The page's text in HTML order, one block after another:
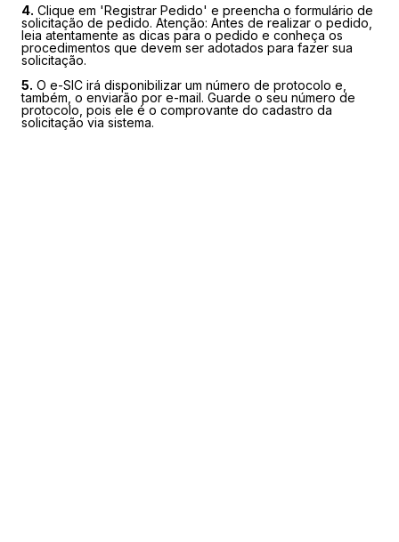
4. Clique em 'Registrar Pedido' e preencha o formulário de
solicitação de pedido. Atenção: Antes de realizar o pedido,
leia atentamente as dicas para o pedido e conheça os
procedimentos que devem ser adotados para fazer sua
solicitação.
5. O e-SIC irá disponibilizar um número de protocolo e,
também, o enviarão por e-mail. Guarde o seu número de
protocolo, pois ele é o comprovante do cadastro da
solicitação via sistema.